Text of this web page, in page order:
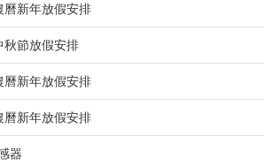
曆新年放假安排
秋節放假安排
曆新年放假安排
曆新年放假安排
器